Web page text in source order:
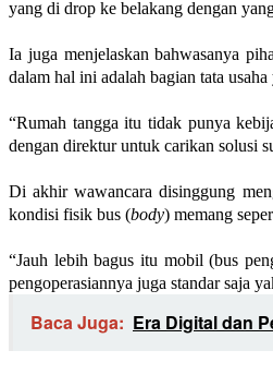
yang di drop ke belakang dengan
Ia juga menjelaskan bahwasanya
dalam hal ini adalah bagian tata
“Rumah tangga itu tidak punya
dengan direktur untuk carikan solusi
Di akhir wawancara disinggung
kondisi fisik bus (body) memang
“Jauh lebih bagus itu mobil (bus
pengoperasiannya juga standar saja
Baca Juga: Era Digital dan